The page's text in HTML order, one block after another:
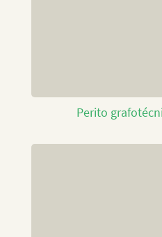
Perito